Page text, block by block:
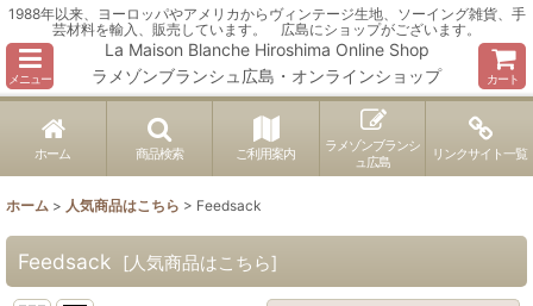
1988年以来、ヨーロッパやアメリカからヴィンテージ生地、ソーイング雑貨、手
芸材料を輸入、販売しています。 広島にショップがございます。
メニュー
La Maison Blanche Hiroshima Online Shop
ラメゾンブランシュ広島・オンラインショップ
カート
ホーム 商品検索 ご利用案内
ラメゾンブランシ
ュ広島
リンクサイト一覧
ホーム > 人気商品はこちら > Feedsack
Feedsack [人気商品はこちら]